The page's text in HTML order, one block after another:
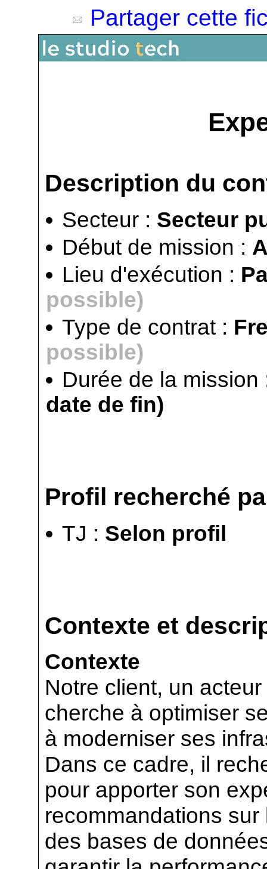
Partager cette
Description du
Secteur : Secteur
Début de mission :
Lieu d'exécution :
possible)
Type de contrat :
possible)
Durée de la
date de fin)
Profil recherché
TJ : Selon profil
Contexte et
Contexte
Notre client, un
cherche à optimiser
à moderniser ses
Dans ce cadre, il
pour apporter son
recommandations
des bases de